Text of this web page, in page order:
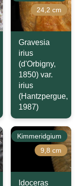
24,2 cm
Gravesia
irius
(d'Orbigny,
1850) var.
irius
(Hantzpergue,
1987)
Kimmeridgium
9,8 cm
Idoceras